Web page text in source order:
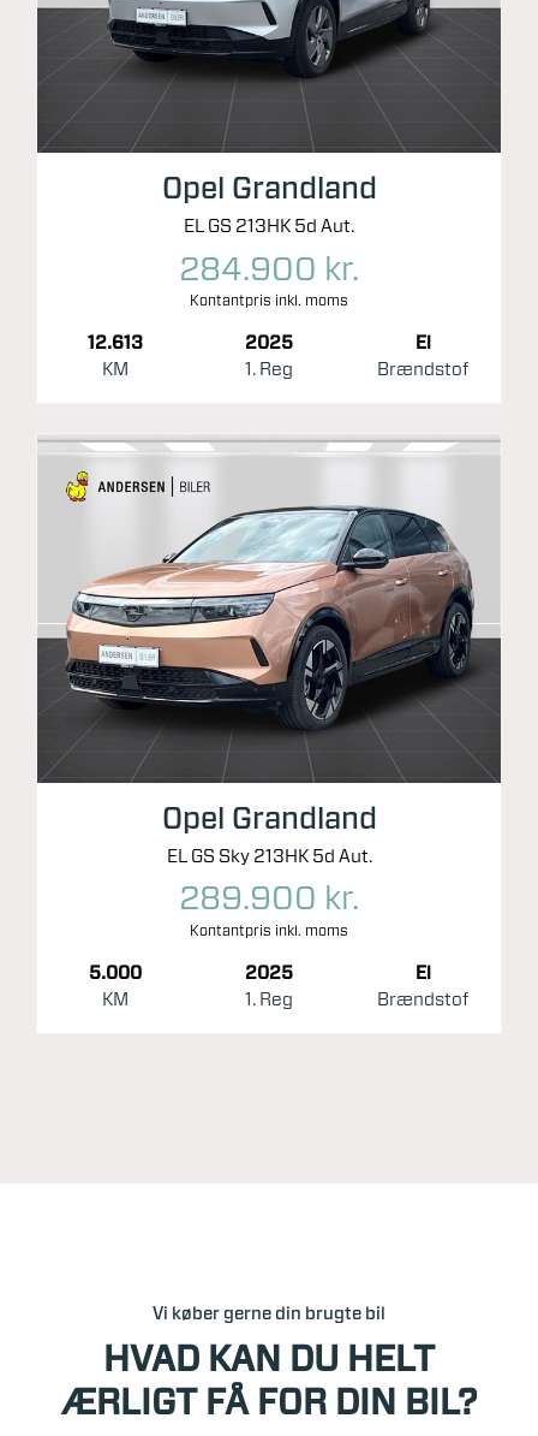
Opel Grandland
EL GS 213HK 5d Aut.
284.900 kr.
Kontantpris inkl. moms
12.613
KM
2025
1. Reg
El
Brændstof
Opel Grandland
EL GS Sky 213HK 5d Aut.
289.900 kr.
Kontantpris inkl. moms
5.000
KM
2025
1. Reg
El
Brændstof
Vi køber gerne din brugte bil
HVAD KAN DU HELT
ÆRLIGT FÅ FOR DIN BIL?